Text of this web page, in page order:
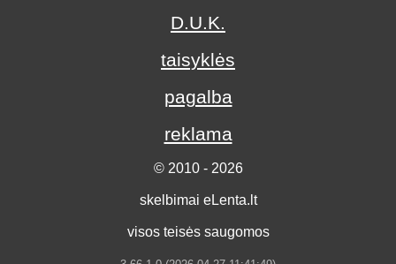
D.U.K.
taisyklės
pagalba
reklama
© 2010 - 2026
skelbimai eLenta.lt
visos teisės saugomos